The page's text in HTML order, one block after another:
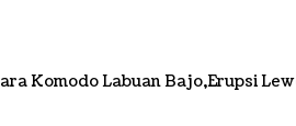
Komodo Labuan Bajo Erupsi